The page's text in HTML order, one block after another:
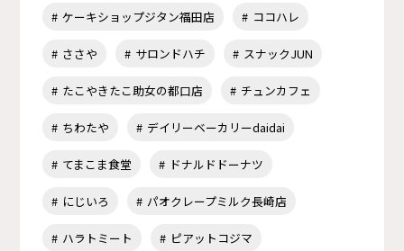
ケーキショップジタン福田店 ココハレ
ささや サロンドハチ スナックJUN
たこやきたこ助女の都口店 チュンカフェ
ちわたや デイリーベーカリーdaidai
てまこま食堂 ドナルドドーナツ
にじいろ パオクレープミルク長崎店
ハラトミート ピアットコジマ